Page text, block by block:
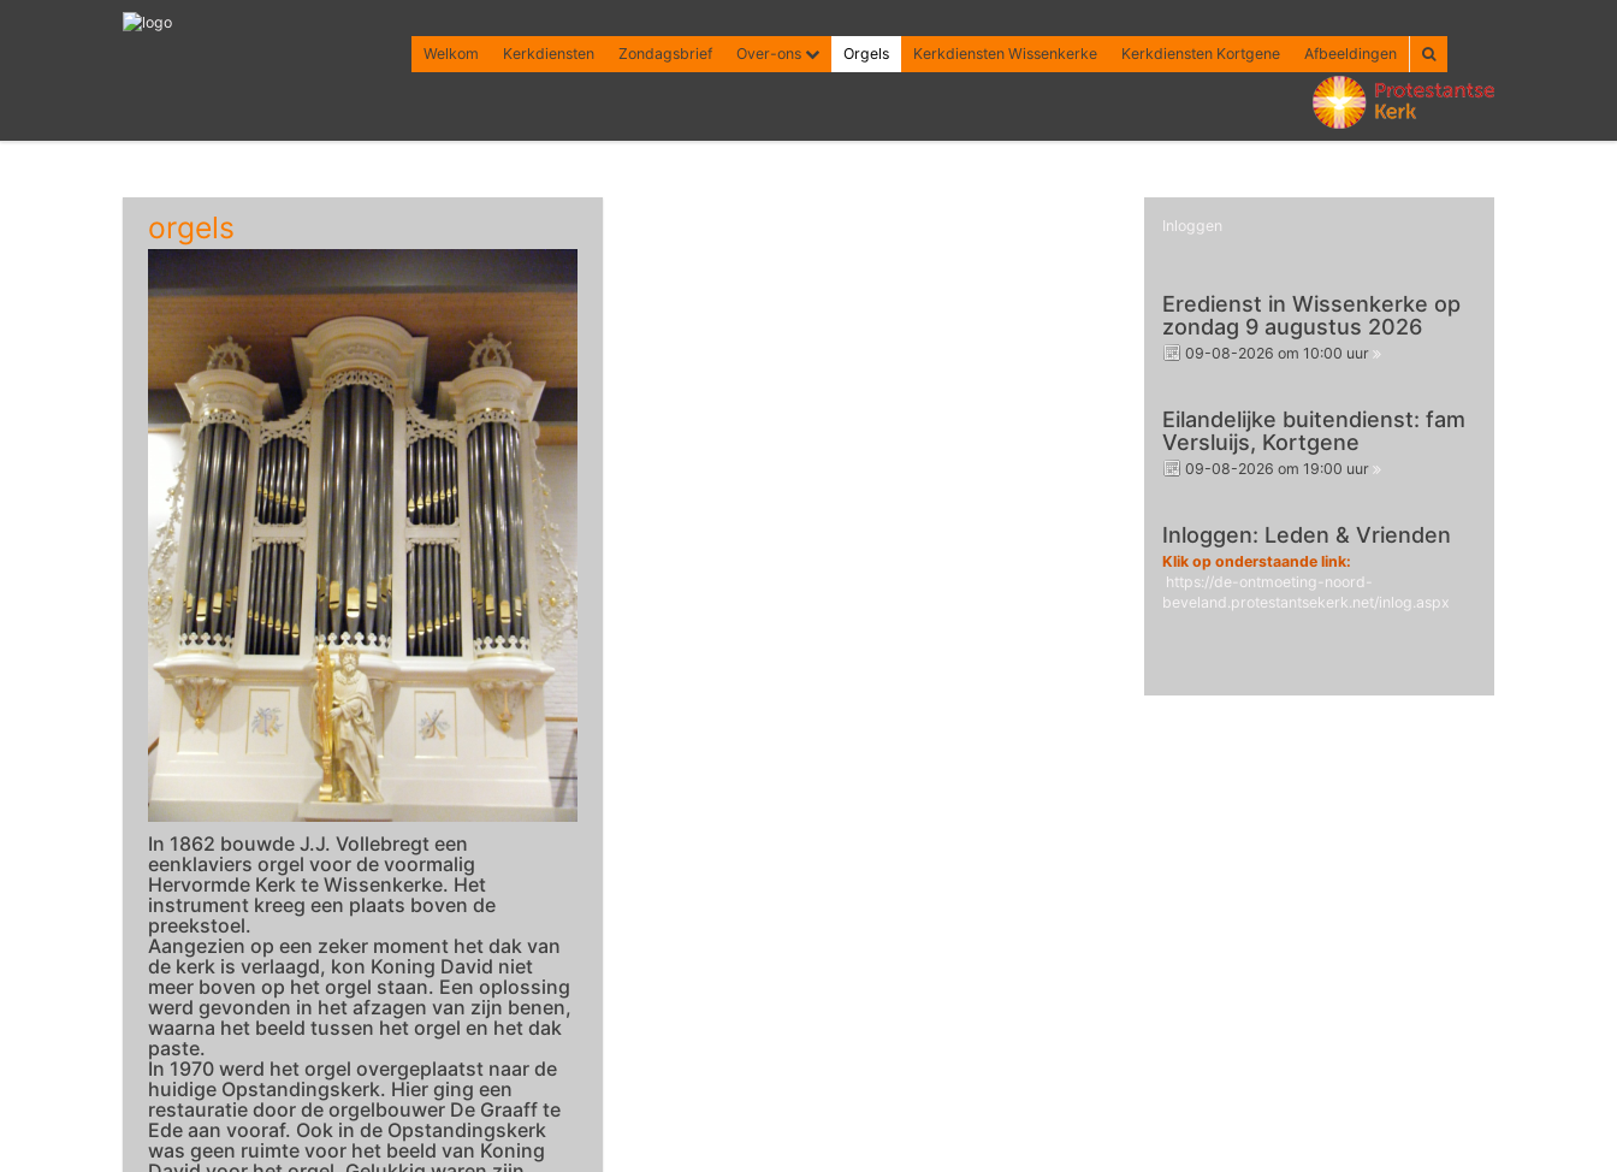
Welkom Kerkdiensten Zondagsbrief Over-ons Orgels Kerkdiensten Wissenkerke Kerkdiensten Kortgene Afbeeldingen
orgels
In 1862 bouwde J.J. Vollebregt een
eenklaviers orgel voor de voormalig
Hervormde Kerk te Wissenkerke. Het
instrument kreeg een plaats boven de
preekstoel.
Aangezien op een zeker moment het dak van
de kerk is verlaagd, kon Koning David niet
meer boven op het orgel staan. Een oplossing
werd gevonden in het afzagen van zijn benen,
waarna het beeld tussen het orgel en het dak
paste.
In 1970 werd het orgel overgeplaatst naar de
huidige Opstandingskerk. Hier ging een
restauratie door de orgelbouwer De Graaff te
Ede aan vooraf. Ook in de Opstandingskerk
was geen ruimte voor het beeld van Koning
Inloggen
Eredienst in Wissenkerke op
zondag 9 augustus 2026
09-08-2026 om 10:00 uur
Eilandelijke buitendienst: fam
Versluijs, Kortgene
09-08-2026 om 19:00 uur
Inloggen: Leden & Vrienden
Klik op onderstaande link:
https://de-ontmoeting-noord-
beveland.protestantsekerk.net/inlog.aspx